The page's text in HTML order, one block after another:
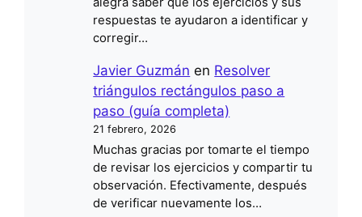
respuestas te ayudaron a identificar y
corregir…
Javier Guzmán en Resolver
triángulos rectángulos paso a
paso (guía completa)
21 febrero, 2026
Muchas gracias por tomarte el tiempo
de revisar los ejercicios y compartir tu
observación. Efectivamente, después
de verificar nuevamente los…